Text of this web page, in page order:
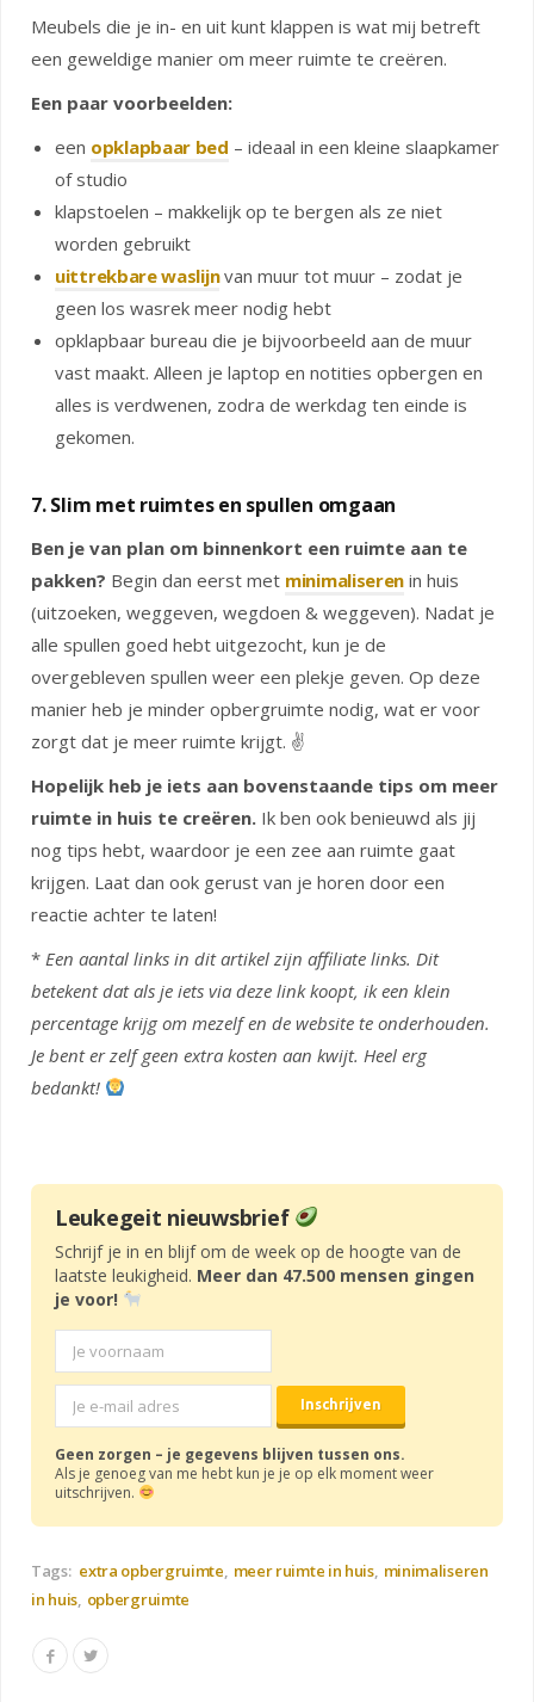
Meubels die je in- en uit kunt klappen is wat mij betreft
een geweldige manier om meer ruimte te creëren.
Een paar voorbeelden:
een opklapbaar bed – ideaal in een kleine slaapkamer
of studio
klapstoelen – makkelijk op te bergen als ze niet
worden gebruikt
uittrekbare waslijnvan muur tot muur – zodat je
geen los wasrek meer nodig hebt
opklapbaar bureau die je bijvoorbeeld aan de muur
vast maakt. Alleen je laptop en notities opbergen en
alles is verdwenen, zodra de werkdag ten einde is
gekomen.
7. Slim met ruimtes en spullen omgaan
Ben je van plan om binnenkort een ruimte aan te
pakken? Begin dan eerst met minimaliseren in huis
(uitzoeken, weggeven, wegdoen & weggeven). Nadat je
alle spullen goed hebt uitgezocht, kun je de
overgebleven spullen weer een plekje geven. Op deze
manier heb je minder opbergruimte nodig, wat er voor
zorgt dat je meer ruimte krijgt. ✌
Hopelijk heb je iets aan bovenstaande tips om meer
ruimte in huis te creëren. Ik ben ook benieuwd als jij
nog tips hebt, waardoor je een zee aan ruimte gaat
krijgen. Laat dan ook gerust van je horen door een
reactie achter te laten!
* Een aantal links in dit artikel zijn affiliate links. Dit
betekent dat als je iets via deze link koopt, ik een klein
percentage krijg om mezelf en de website te onderhouden.
Je bent er zelf geen extra kosten aan kwijt. Heel erg
bedankt!
Leukegeit nieuwsbrief
Schrijf je in en blijf om de week op de hoogte van de
laatste leukigheid. Meer dan 47.500 mensen gingen
je voor!
Geen zorgen – je gegevens blijven tussen ons.
Als je genoeg van me hebt kun je je op elk moment weer
uitschrijven.
Tags: extra opbergruimte meer ruimte in huis minimaliseren
in huis opbergruimte